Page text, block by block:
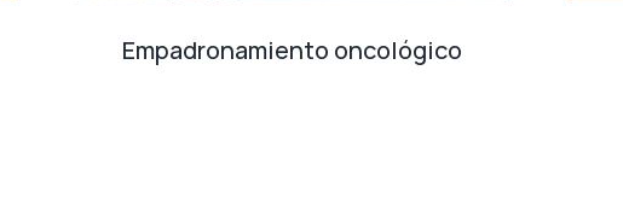
Empadronamiento oncológico